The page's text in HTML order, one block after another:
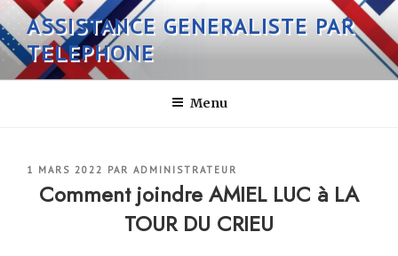
Aller
au
contenu
principal
ASSISTANCE GENERALISTE PAR
TELEPHONE
Menu
PUBLIÉ
1 MARS 2022 PAR ADMINISTRATEUR
Comment joindre AMIEL LUC à LA
TOUR DU CRIEU